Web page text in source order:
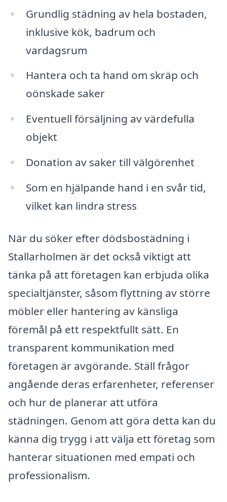
Grundlig städning av hela bostaden,
inklusive kök, badrum och
vardagsrum
Hantera och ta hand om skräp och
oönskade saker
Eventuell försäljning av värdefulla
objekt
Donation av saker till välgörenhet
Som en hjälpande hand i en svår tid,
vilket kan lindra stress
När du söker efter dödsbostädning i
Stallarholmen är det också viktigt att
tänka på att företagen kan erbjuda olika
specialtjänster, såsom flyttning av större
möbler eller hantering av känsliga
föremål på ett respektfullt sätt. En
transparent kommunikation med
företagen är avgörande. Ställ frågor
angående deras erfarenheter, referenser
och hur de planerar att utföra
städningen. Genom att göra detta kan du
känna dig trygg i att välja ett företag som
hanterar situationen med empati och
professionalism.